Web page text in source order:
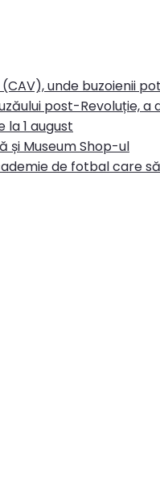
unde buzoienii
post-Revoluție, a
1 august
și Museum Shop-ul
de fotbal care